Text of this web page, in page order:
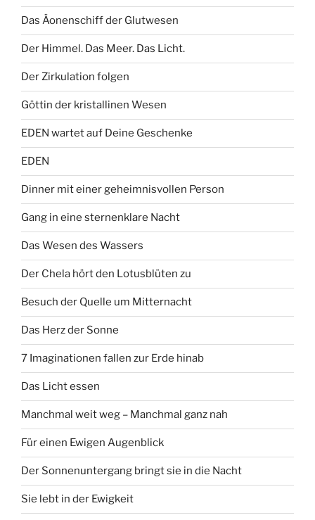
Das Äonenschiff der Glutwesen
Der Himmel. Das Meer. Das Licht.
Der Zirkulation folgen
Göttin der kristallinen Wesen
EDEN wartet auf Deine Geschenke
EDEN
Dinner mit einer geheimnisvollen Person
Gang in eine sternenklare Nacht
Das Wesen des Wassers
Der Chela hört den Lotusblüten zu
Besuch der Quelle um Mitternacht
Das Herz der Sonne
7 Imaginationen fallen zur Erde hinab
Das Licht essen
Manchmal weit weg – Manchmal ganz nah
Für einen Ewigen Augenblick
Der Sonnenuntergang bringt sie in die Nacht
Sie lebt in der Ewigkeit